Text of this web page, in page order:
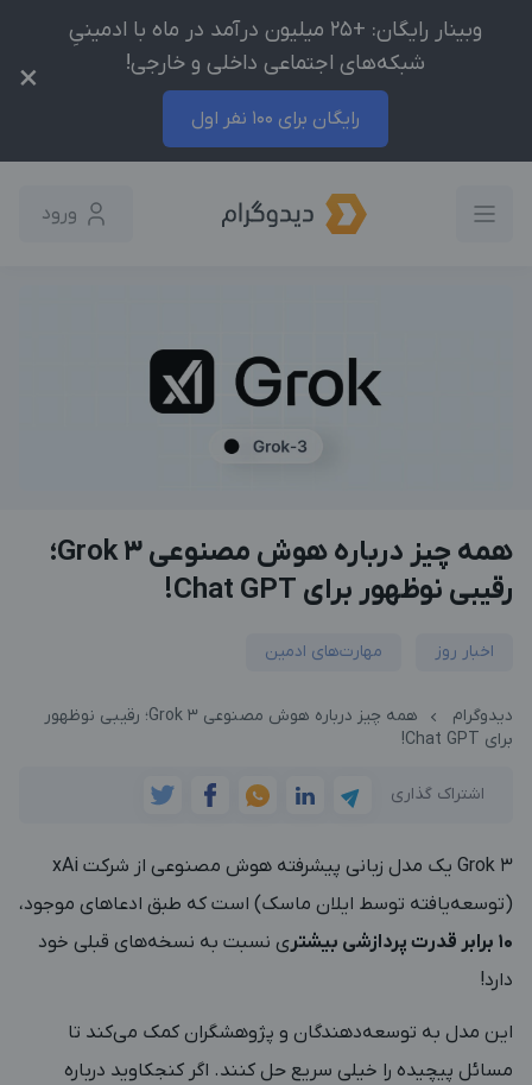
وبینار رایگان: +25 میلیون درآمد در ماه با ادمینیِ
شبکه‌های اجتماعی داخلی و خارجی!
رایگان برای 100 نفر اول
×
ورود
همه چیز درباره هوش مصنوعی Grok 3؛
رقیبی نوظهور برای Chat GPT!
اخبار روز مهارت‌های ادمین
دیدوگرام
همه چیز درباره هوش مصنوعی Grok 3؛ رقیبی نوظهور
برای Chat GPT!
اشتراک گذاری
Grok 3 یک مدل زبانی پیشرفته هوش مصنوعی از شرکت xAi
(توسعه‌یافته توسط ایلان ماسک) است که طبق ادعاهای موجود،
10 برابر قدرت پردازشی بیشتر
ی نسبت به نسخه‌های قبلی خود
دارد!
این مدل به توسعه‌دهندگان و پژوهشگران کمک می‌کند تا
مسائل پیچیده را خیلی سریع حل کنند. اگر کنجکاوید درباره